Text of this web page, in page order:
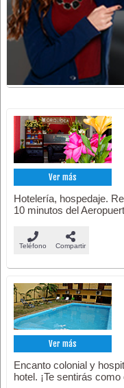
Ver más
Hotelería, hospedaje.
10 minutos del
Teléfono Compartir
Ver más
Encanto colonial y
hotel. ¡Te sentirás